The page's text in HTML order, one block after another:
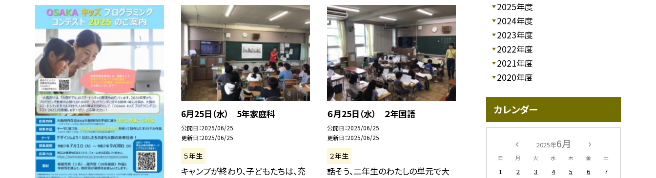
6月25日（水） 5年家庭科
公開日 2025/06/25
更新日 2025/06/25
５年生
キャンプが終わり、子どもたちは、充
６月25日（水） ２年国語
公開日 2025/06/25
更新日 2025/06/25
２年生
話そう、二年生のわたしの単元で大
2025年度
2024年度
2023年度
2022年度
2021年度
2020年度
カレンダー
2025年6月
日 月 火 水 木 金 土
1 2 3 4 5 6
7